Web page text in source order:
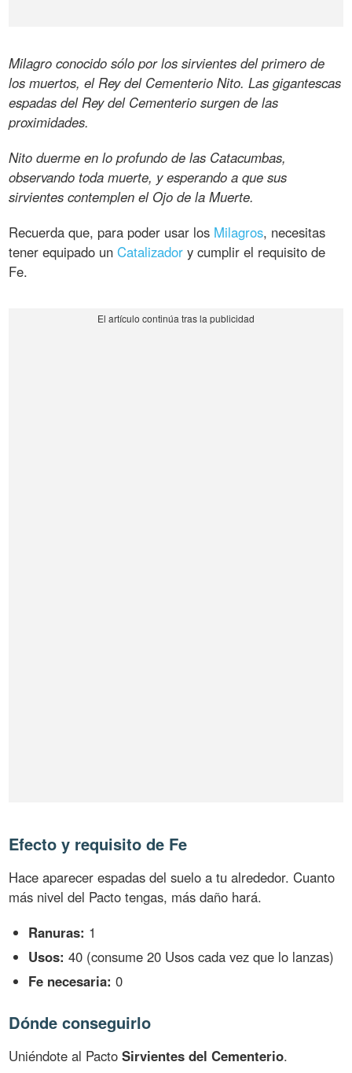
Milagro conocido sólo por los sirvientes del primero de
los muertos, el Rey del Cementerio Nito. Las gigantescas
espadas del Rey del Cementerio surgen de las
proximidades.
Nito duerme en lo profundo de las Catacumbas,
observando toda muerte, y esperando a que sus
sirvientes contemplen el Ojo de la Muerte.
Recuerda que, para poder usar los Milagros, necesitas
tener equipado unCatalizador y cumplir el requisito de
Fe.
Efecto y requisito de Fe
Hace aparecer espadas del suelo a tu alrededor. Cuanto
más nivel del Pacto tengas, más daño hará.
Ranuras: 1
Usos: 40 (consume 20 Usos cada vez que lo lanzas)
Fe necesaria: 0
Dónde conseguirlo
Uniéndote al PactoSirvientes del Cementerio.